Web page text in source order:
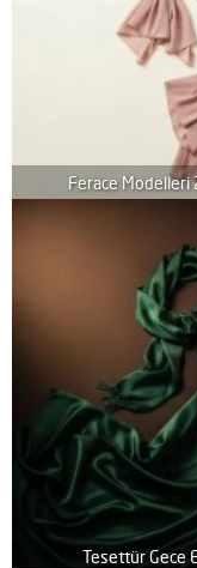
Ferace Modelleri
Tesettür Gece